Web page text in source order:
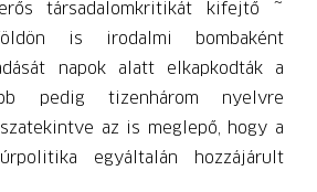
társadalomkritikát kifejtő
is irodalmi bombaként
napok alatt elkapkodták a
pedig tizenhárom nyelvre
az is meglepő, hogy a
egyáltalán hozzájárult